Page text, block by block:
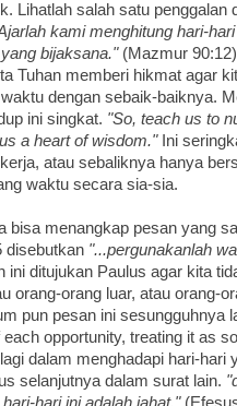
Lihatlah salah satu penggalan
kami menghitung hari-
bijaksana."(Mazmur
Tuhan memberi hikmat agar
dengan sebaik-baiknya.
ini singkat. "So, teach us to
a heart of wisdom."Ini
atau sebaliknya hanya
waktu secara sia-sia.
bisa menangkap pesan yang
disebutkan "...pergunakanlah
ini ditujukan Paulus agar kita
orang-orang luar, atau orang-
pun pesan ini sesungguhnya
opportunity, treating it as
dalam menghadapi hari-hari
selanjutnya dalam surat lain.